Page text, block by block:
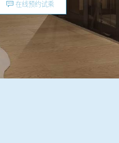
在线预约试乘